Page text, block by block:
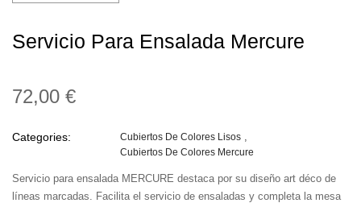
Servicio Para Ensalada Mercure
72,00 €
Categories:
Cubiertos De Colores Lisos
Cubiertos De Colores Mercure
Servicio para ensalada MERCURE destaca por su diseño art déco de
líneas marcadas. Facilita el servicio de ensaladas y completa la mesa